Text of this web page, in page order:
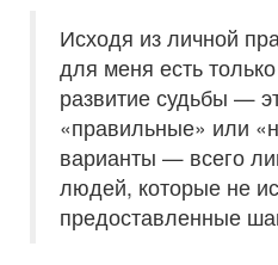
Исходя из личной
для меня есть
развитие судьбы —
«правильные» или
варианты — всего
людей, которые не
предоставленные